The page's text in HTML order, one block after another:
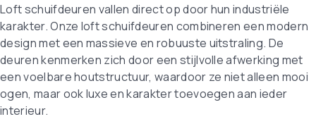
Loft schuifdeuren vallen direct op door hun industriële
karakter. Onze loft schuifdeuren combineren een modern
design met een massieve en robuuste uitstraling. De
deuren kenmerken zich door een stijlvolle afwerking met
een voelbare houtstructuur, waardoor ze niet alleen mooi
ogen, maar ook luxe en karakter toevoegen aan ieder
interieur.